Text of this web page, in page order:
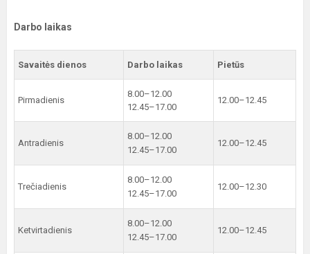
Darbo laikas
Savaitės dienos Darbo laikas Pietūs
Pirmadienis
8.00–12.00
12.45–17.00
12.00–12.45
Antradienis
8.00–12.00
12.45–17.00
12.00–12.45
Trečiadienis
8.00–12.00
12.45–17.00
12.00–12.30
Ketvirtadienis
8.00–12.00
12.45–17.00
12.00–12.45